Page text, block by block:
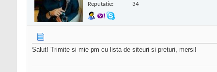
Reputatie: 34
Salut! Trimite si mie pm cu lista de siteuri si preturi, mersi!